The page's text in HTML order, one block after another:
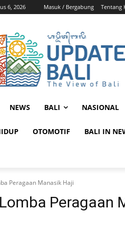
6, 2026 Masuk / Bergabung Tentang
NEWS BALI NASIONAL
OTOMOTIF BALI IN
Peragaan Manasik Haji
Lomba Peragaan